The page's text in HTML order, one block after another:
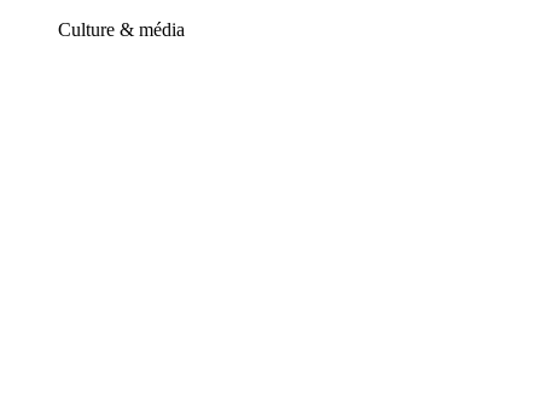
Culture & média